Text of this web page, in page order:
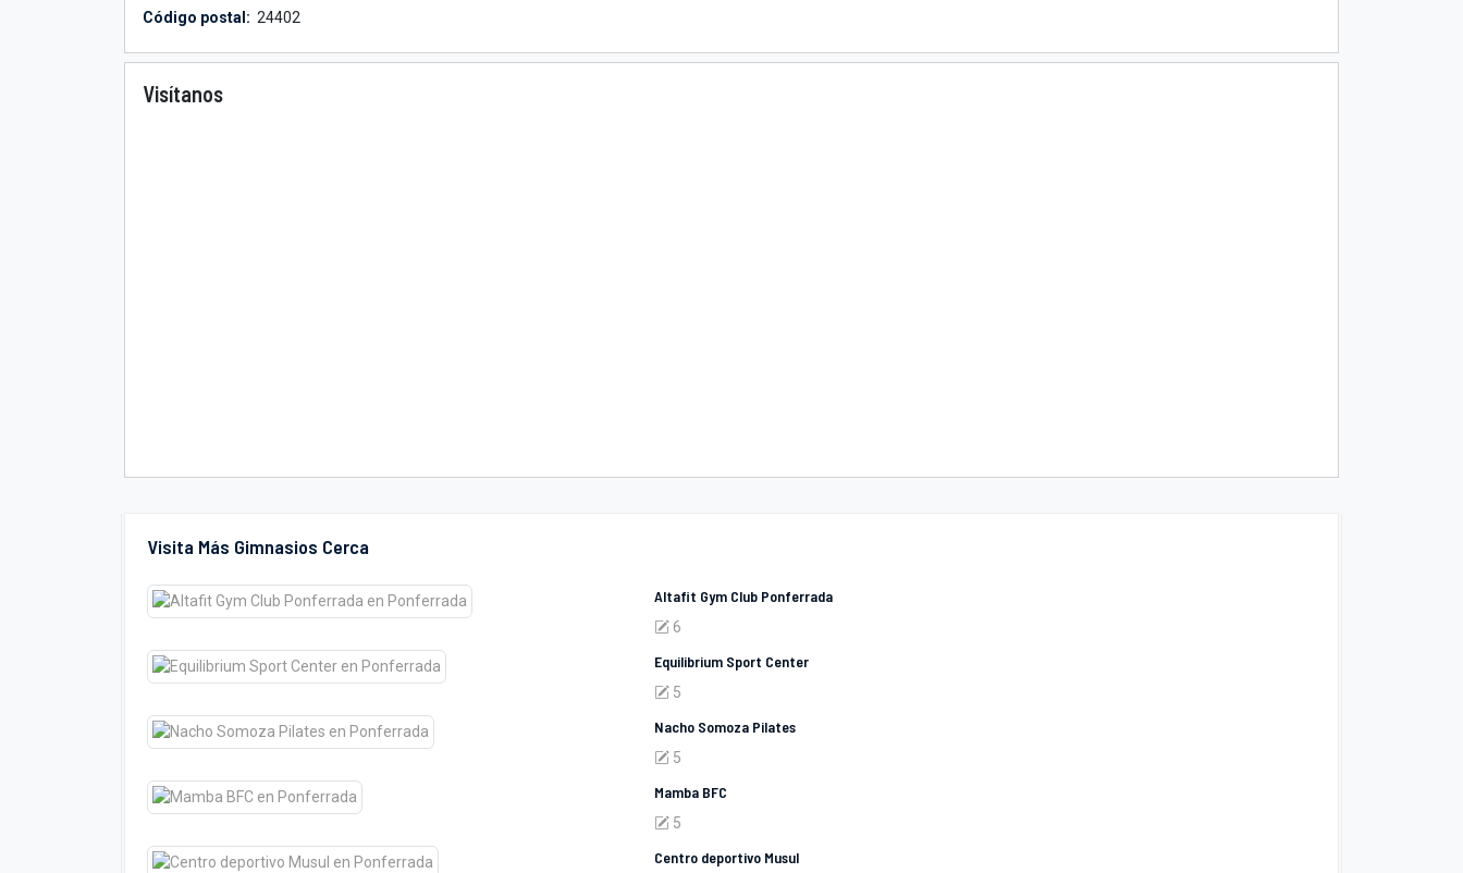
Visita Más Gimnasios Cerca
Altafit Gym Club Ponferrada
6
Equilibrium Sport Center
5
Nacho Somoza Pilates
5
Mamba BFC
5
Centro deportivo Musul
Código postal: 24402
Visítanos